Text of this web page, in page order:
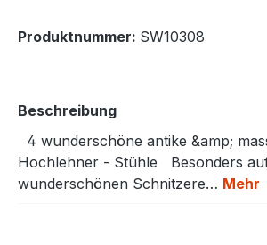
Produktnummer: SW10308
Beschreibung
4 wunderschöne antike &amp;
Hochlehner - Stühle Besonders
wunderschönen Schnitzere… Mehr